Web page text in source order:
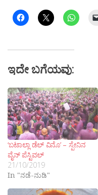
ಇದೇ ಬಗೆಯವು:
‘ಬಟಾಲ್ಲಾ ಡೆಲ್ ವಿನೊ’ – ಸ್ಪೇನಿನ
ವೈನ್ ಪೆಸ್ಟಿವಲ್
21/10/2019
In "ನಡೆ-ನುಡಿ"